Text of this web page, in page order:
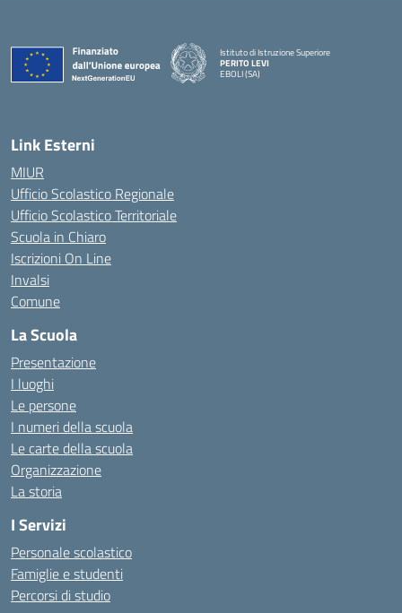
Istituto di Istruzione Superiore
PERITO LEVI
EBOLI (SA)
Link Esterni
MIUR
Ufficio Scolastico Regionale
Ufficio Scolastico Territoriale
Scuola in Chiaro
Iscrizioni On Line
Invalsi
Comune
La Scuola
Presentazione
I luoghi
Le persone
I numeri della scuola
Le carte della scuola
Organizzazione
La storia
I Servizi
Personale scolastico
Famiglie e studenti
Percorsi di studio